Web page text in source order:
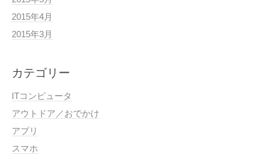
2015年4月
2015年3月
カテゴリー
ITコンピュータ
アウトドア／おでかけ
アプリ
スマホ